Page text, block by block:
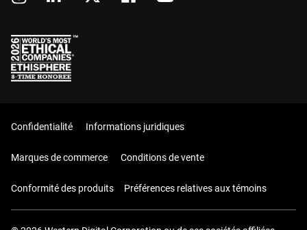
Confidentialité Informations juridiques
Marques de commerce Conditions de vente
Conformité des produits Préférences relatives aux témoins